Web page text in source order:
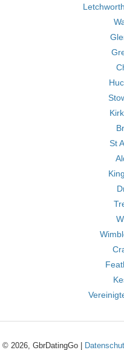
St
© 2026, GbrDatingGo |